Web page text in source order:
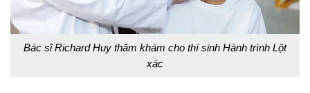
Bác sĩ Richard Huy thăm khám cho thí sinh Hành trình Lột
xác